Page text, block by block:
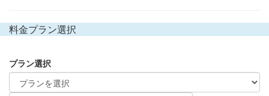
料金プラン選択
プラン選択